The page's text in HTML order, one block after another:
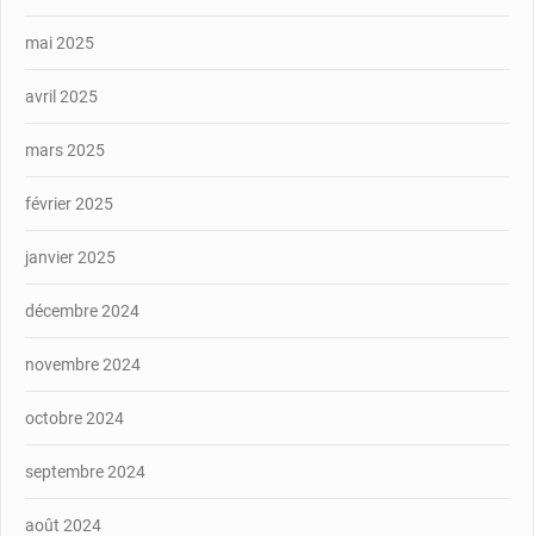
mai 2025
avril 2025
mars 2025
février 2025
janvier 2025
décembre 2024
novembre 2024
octobre 2024
septembre 2024
août 2024